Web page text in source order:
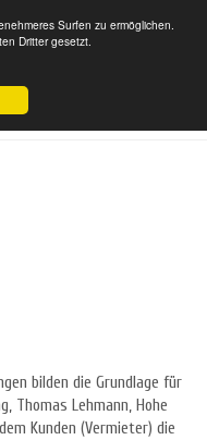
Surfen zu ermöglichen.
Dritter gesetzt.
bilden die Grundlage für
Thomas Lehmann, Hohe
Kunden (Vermieter) die